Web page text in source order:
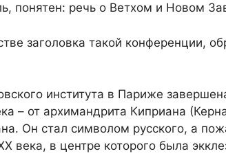
понятен: речь о Ветхом и Новом
заголовка такой конференции,
института в Париже
– от архимандрита Киприана
Он стал символом русского, а
века, в центре которого была